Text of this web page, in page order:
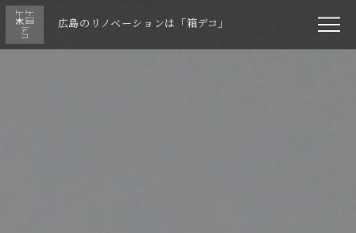
広島のリノベーションは「箱デコ」